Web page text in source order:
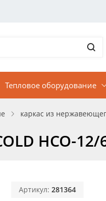
Тепловое оборудование
каркас из
НСО-12/
Артикул: 281364